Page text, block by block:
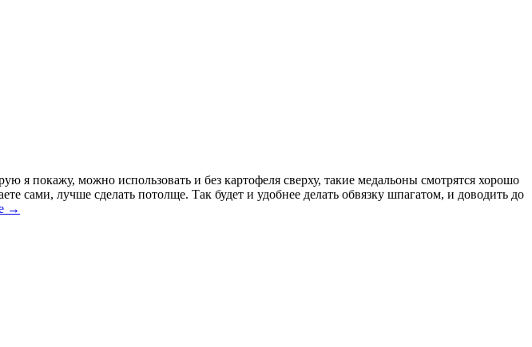
я покажу, можно использовать и без картофеля сверху, такие медальоны смотрятся хорошо
сами, лучше сделать потолще. Так будет и удобнее делать обвязку шпагатом, и доводить до
→